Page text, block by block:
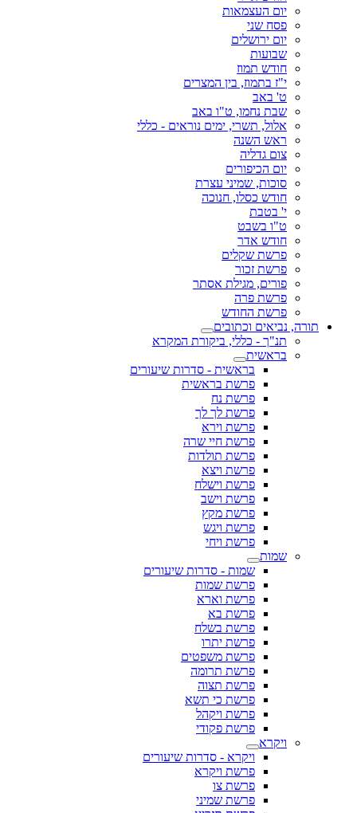
יום העצמאות
פסח שני
יום ירושלים
שבועות
חודש תמוז
י"ז בתמוז, בין המצרים
ט' באב
שבת נחמו, ט"ו באב
אלול, תשרי, ימים נוראים - כללי
ראש השנה
צום גדליה
יום הכיפורים
סוכות, שמיני עצרת
חודש כסלו, חנוכה
י' בטבת
ט"ו בשבט
חודש אדר
פרשת שקלים
פרשת זכור
פורים, מגילת אסתר
פרשת פרה
פרשת החודש
תורה, נביאים וכתובים
תנ"ך - כללי, ביקורת המקרא
בראשית
בראשית - סדרות שיעורים
פרשת בראשית
פרשת נח
פרשת לך לך
פרשת וירא
פרשת חיי שרה
פרשת תולדות
פרשת ויצא
פרשת וישלח
פרשת וישב
פרשת מקץ
פרשת ויגש
פרשת ויחי
שמות
שמות - סדרות שיעורים
פרשת שמות
פרשת וארא
פרשת בא
פרשת בשלח
פרשת יתרו
פרשת משפטים
פרשת תרומה
פרשת תצוה
פרשת כי תשא
פרשת ויקהל
פרשת פקודי
ויקרא
ויקרא - סדרות שיעורים
פרשת ויקרא
פרשת צו
פרשת שמיני